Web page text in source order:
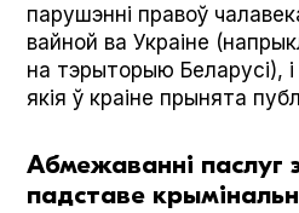
парушэнні правоў
вайной ва Украіне
на тэрыторыю Беларусі),
якія ў краіне прынята
Абмежаванні паслуг
падставе